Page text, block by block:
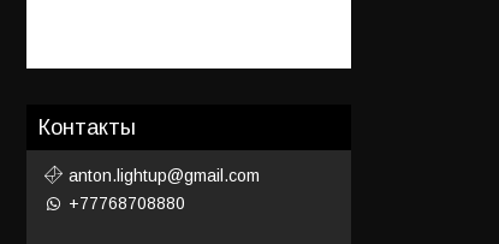
Контакты
anton.lightup@gmail.com
+77768708880